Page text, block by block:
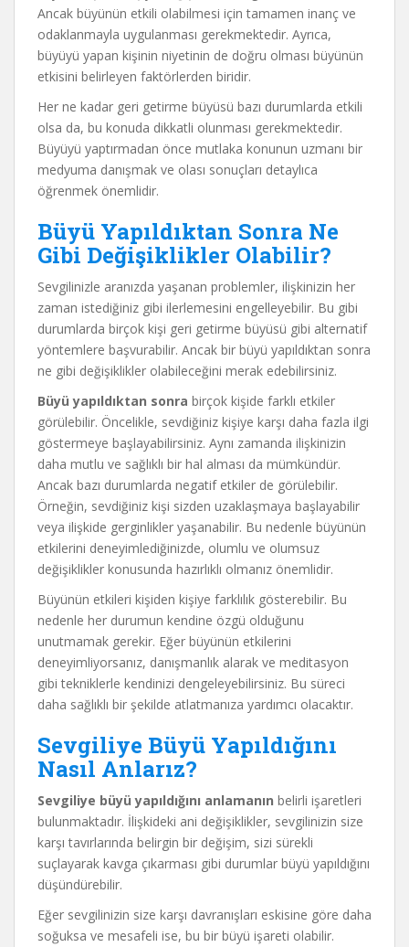
Ancak büyünün etkili olabilmesi için tamamen inanç ve
odaklanmayla uygulanması gerekmektedir. Ayrıca,
büyüyü yapan kişinin niyetinin de doğru olması büyünün
etkisini belirleyen faktörlerden biridir.
Her ne kadar geri getirme büyüsü bazı durumlarda etkili
olsa da, bu konuda dikkatli olunması gerekmektedir.
Büyüyü yaptırmadan önce mutlaka konunun uzmanı bir
medyuma danışmak ve olası sonuçları detaylıca
öğrenmek önemlidir.
Büyü Yapıldıktan Sonra Ne
Gibi Değişiklikler Olabilir?
Sevgilinizle aranızda yaşanan problemler, ilişkinizin her
zaman istediğiniz gibi ilerlemesini engelleyebilir. Bu gibi
durumlarda birçok kişi geri getirme büyüsü gibi alternatif
yöntemlere başvurabilir. Ancak bir büyü yapıldıktan sonra
ne gibi değişiklikler olabileceğini merak edebilirsiniz.
Büyü yapıldıktan sonra birçok kişide farklı etkiler
görülebilir. Öncelikle, sevdiğiniz kişiye karşı daha fazla ilgi
göstermeye başlayabilirsiniz. Aynı zamanda ilişkinizin
daha mutlu ve sağlıklı bir hal alması da mümkündür.
Ancak bazı durumlarda negatif etkiler de görülebilir.
Örneğin, sevdiğiniz kişi sizden uzaklaşmaya başlayabilir
veya ilişkide gerginlikler yaşanabilir. Bu nedenle büyünün
etkilerini deneyimlediğinizde, olumlu ve olumsuz
değişiklikler konusunda hazırlıklı olmanız önemlidir.
Büyünün etkileri kişiden kişiye farklılık gösterebilir. Bu
nedenle her durumun kendine özgü olduğunu
unutmamak gerekir. Eğer büyünün etkilerini
deneyimliyorsanız, danışmanlık alarak ve meditasyon
gibi tekniklerle kendinizi dengeleyebilirsiniz. Bu süreci
daha sağlıklı bir şekilde atlatmanıza yardımcı olacaktır.
Sevgiliye Büyü Yapıldığını
Nasıl Anlarız?
Sevgiliye büyü yapıldığını anlamanın belirli işaretleri
bulunmaktadır. İlişkideki ani değişiklikler, sevgilinizin size
karşı tavırlarında belirgin bir değişim, sizi sürekli
suçlayarak kavga çıkarması gibi durumlar büyü yapıldığını
düşündürebilir.
Eğer sevgilinizin size karşı davranışları eskisine göre daha
soğuksa ve mesafeli ise, bu bir büyü işareti olabilir.